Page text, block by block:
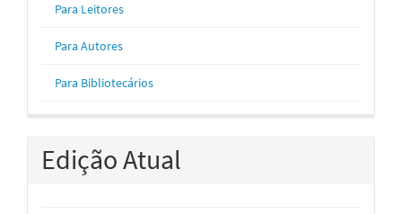
Para Leitores
Para Autores
Para Bibliotecários
Edição Atual